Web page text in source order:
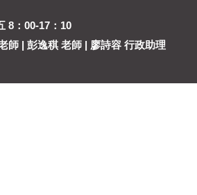
8：00-17：10
師 | 彭逸稘 老師 | 廖詩容 行政助理